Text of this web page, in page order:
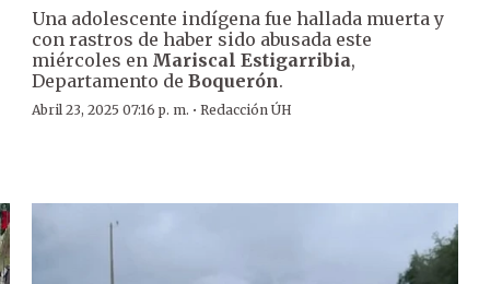
Una adolescente indígena fue hallada muerta y
con rastros de haber sido abusada este
miércoles en Mariscal Estigarribia,
Departamento deBoquerón.
Abril 23, 2025 07:16 p. m. ·Redacción ÚH